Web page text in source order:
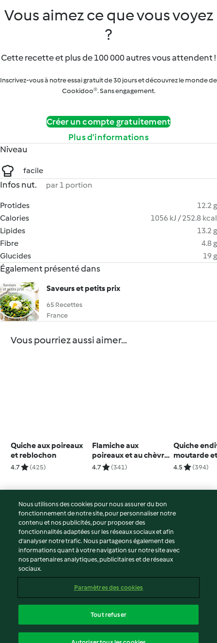
Vous aimez ce que vous voyez
?
Cette recette et plus de 100 000 autres vous attendent !
Inscrivez-vous à notre essai gratuit de 30 jours et découvrez le monde de
Cookidoo®. Sans engagement.
Créer un compte gratuitement
Plus d’informations
Niveau
facile
Infos nut. par 1 portion
Protides
12.2 g
Calories
1056 kJ / 252.8 kcal
Lipides
13.2 g
Fibre
4.8 g
Glucides
19 g
Également présenté dans
Saveurs et petits prix
65 Recettes
France
Vous pourriez aussi aimer...
Quiche aux poireaux
et reblochon
4.7 (425)
Flamiche aux
poireaux et au chèvre
frais
4.7 (341)
Quiche
moutarde
camembert
4.5 (394)
© Copyright 2026
Conditions d'utilisation
Politique de confidentialité
Non-responsabilité
Mentions légales
Contenu du rapport
Déclaration d'accessibilité
Nous utilisons des cookies pour nous assurer du bon
fonctionnement de notre site, pour personnaliser notre
contenu et nos publicités, pour proposer des
fonctionnalités adaptées sur les réseaux sociaux et afin
d’analyser notre trafic. Nous partageons également des
informations quant à votre navigation sur notre site avec
nos partenaires analytiques, publicitaires et de réseaux
sociaux.
Paramètres des cookies
Tout refuser